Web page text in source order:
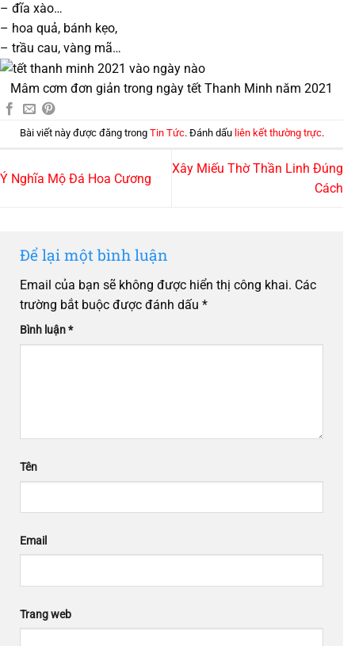
– đĩa xào…
– hoa quả, bánh kẹo,
– trầu cau, vàng mã…
Mâm cơm đơn giản trong ngày tết Thanh Minh năm 2021
Bài viết này được đăng trong Tin Tức. Đánh dấu liên kết thường trực.
Ý Nghĩa Mộ Đá Hoa Cương
Xây Miếu Thờ Thần Linh Đúng
Cách
Để lại một bình luận
Email của bạn sẽ không được hiển thị công khai. Các
trường bắt buộc được đánh dấu *
Bình luận*
Tên
Email
Trang web